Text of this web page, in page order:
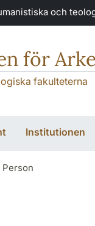
och
för
fakulteterna
Institutionen
Person